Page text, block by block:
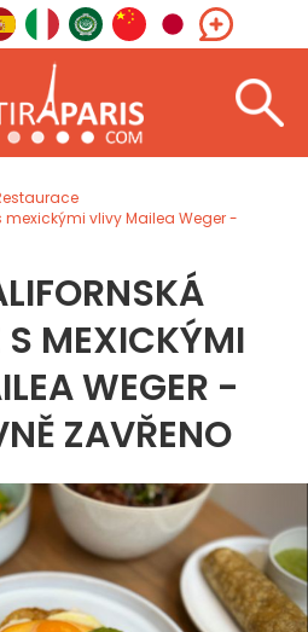
mexickými vlivy Mailea Weger -
S MEXICKÝMI
WEGER -
ZAVŘENO